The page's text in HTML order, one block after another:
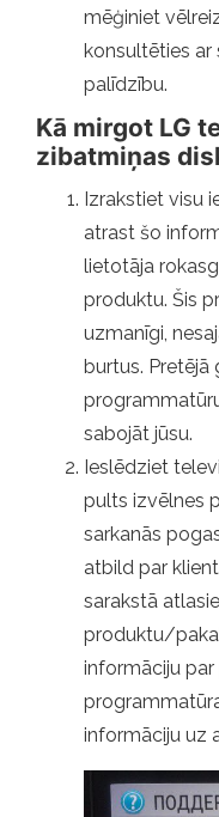
mēģiniet
konsultēties ar
palīdzību.
Kā mirgot LG
zibatmiņas
Izrakstiet visu
atrast šo
lietotāja
produktu. Šis
uzmanīgi,
burtus. Pretējā
sabojāt jūsu.
Ieslēdziet
pults izvēlnes
sarkanās
atbild par
sarakstā
produktu/
informāciju par
informāciju uz